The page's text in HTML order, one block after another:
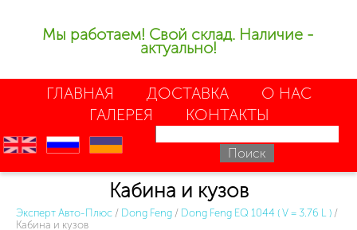
Мы работаем! Свой склад. Наличие -
актуально!
ГЛАВНАЯ ДОСТАВКА
О НАС
ГАЛЕРЕЯ
КОНТАКТЫ
en ru uk
Кабина и кузов
Эксперт Авто-Плюс / Dong Feng / Dong Feng EQ 1044 ( V = 3.76 L ) /
Кабина и кузов